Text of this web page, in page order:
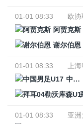
01-01 08:33
欧协
阿贾克斯
谢尔伯恩
01-01 08:33
上
中国男足U17
01-01 08:33
亚